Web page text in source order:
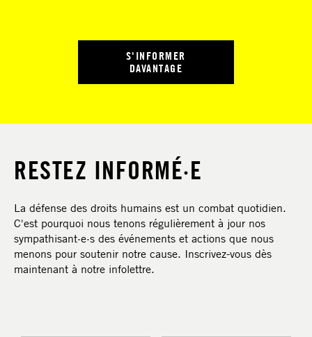
S'INFORMER
DAVANTAGE
RESTEZ INFORMÉ·E
La défense des droits humains est un combat quotidien.
C'est pourquoi nous tenons régulièrement à jour nos
sympathisant·e·s des événements et actions que nous
menons pour soutenir notre cause. Inscrivez-vous dès
maintenant à notre infolettre.